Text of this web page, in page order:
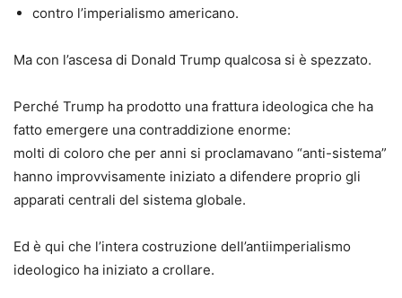
contro l’imperialismo americano.
Ma con l’ascesa di Donald Trump qualcosa si è spezzato.
Perché Trump ha prodotto una frattura ideologica che ha
fatto emergere una contraddizione enorme:
molti di coloro che per anni si proclamavano “anti-sistema”
hanno improvvisamente iniziato a difendere proprio gli
apparati centrali del sistema globale.
Ed è qui che l’intera costruzione dell’antiimperialismo
ideologico ha iniziato a crollare.